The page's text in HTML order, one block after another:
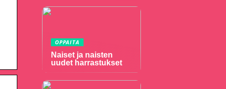
OPPAITA
Naiset ja naisten
uudet harrastukset